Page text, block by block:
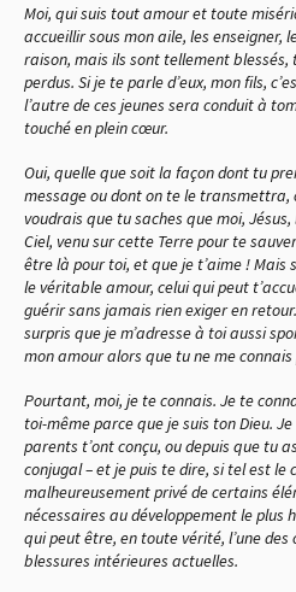
Moi, qui suis tout amour et toute
accueillir sous mon aile, les enseigner,
raison, mais ils sont tellement
perdus. Si je te parle d’eux, mon fils,
l’autre de ces jeunes sera conduit à
touché en plein cœur.
Oui, quelle que soit la façon dont tu
message ou dont on te le transmettra,
voudrais que tu saches que moi,
Ciel, venu sur cette Terre pour te
être là pour toi, et que je t’aime ! Mais
le véritable amour, celui qui peut
guérir sans jamais rien exiger en
surpris que je m’adresse à toi aussi
mon amour alors que tu ne me connais
Pourtant, moi, je te connais. Je te
toi-même parce que je suis ton Dieu.
parents t’ont conçu, ou depuis que tu
conjugal – et je puis te dire, si tel est le
malheureusement privé de certains
nécessaires au développement le plus
qui peut être, en toute vérité, l’une des
blessures intérieures actuelles.